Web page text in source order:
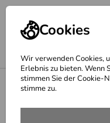
Cookies
Wir verwenden Cookies,
Erlebnis zu bieten. Wenn
stimmen Sie der Cookie-
stimme zu.
Brüstungsgeländer aus